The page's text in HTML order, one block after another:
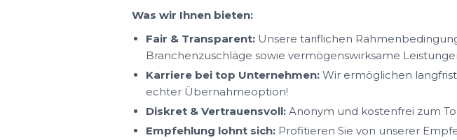
Was wir Ihnen bieten:
Fair & Transparent: Unsere tariflichen
Branchenzuschläge sowie vermögenswirksame
Karriere bei top Unternehmen: Wir ermöglichen
echter Übernahmeoption!
Diskret & Vertrauensvoll: Anonym und kostenfrei zum
Empfehlung lohnt sich: Profitieren Sie von unserer